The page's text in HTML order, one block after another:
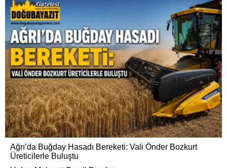
Ağrı’da Buğday Hasadı Bereketi: Vali Önder Bozkurt
Üreticilerle Buluştu